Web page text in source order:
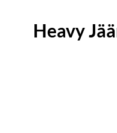
Heavy